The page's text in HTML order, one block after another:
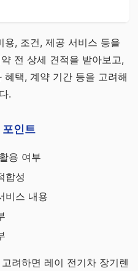
, 조건, 제공 서비스 등을
전 상세 견적을 받아보고,
택, 계약 기간 등을 고려해
.
포인트
용 여부
합성
비스 내용
려하면 레이 전기차 장기렌